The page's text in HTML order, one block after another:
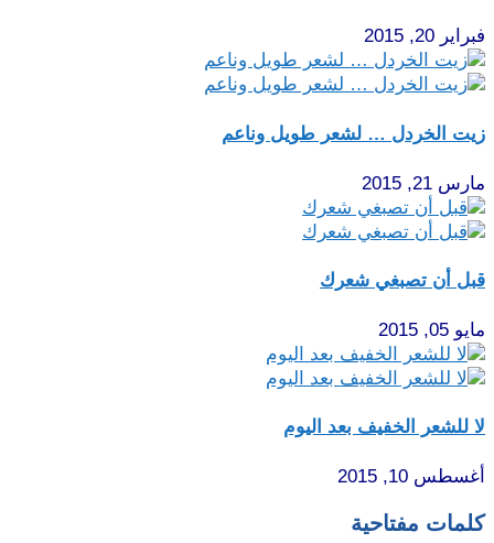
فبراير 20, 2015
زيت الخردل … لشعر طويل وناعم
مارس 21, 2015
قبل أن تصبغي شعرك
مايو 05, 2015
لا للشعر الخفيف بعد اليوم
أغسطس 10, 2015
كلمات مفتاحية